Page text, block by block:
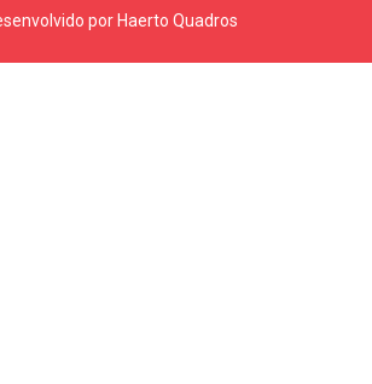
por Haerto Quadros